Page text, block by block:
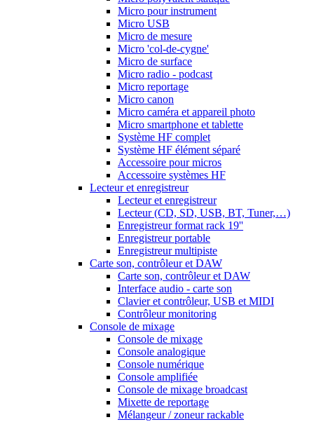
Micro pour instrument
Micro USB
Micro de mesure
Micro 'col-de-cygne'
Micro de surface
Micro radio - podcast
Micro reportage
Micro canon
Micro caméra et appareil photo
Micro smartphone et tablette
Système HF complet
Système HF élément séparé
Accessoire pour micros
Accessoire systèmes HF
Lecteur et enregistreur
Lecteur et enregistreur
Lecteur (CD, SD, USB, BT, Tuner,…)
Enregistreur format rack 19''
Enregistreur portable
Enregistreur multipiste
Carte son, contrôleur et DAW
Carte son, contrôleur et DAW
Interface audio - carte son
Clavier et contrôleur, USB et MIDI
Contrôleur monitoring
Console de mixage
Console de mixage
Console analogique
Console numérique
Console amplifiée
Console de mixage broadcast
Mixette de reportage
Mélangeur / zoneur rackable